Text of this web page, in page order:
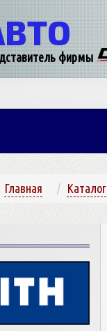
фирмы
Главная Каталог